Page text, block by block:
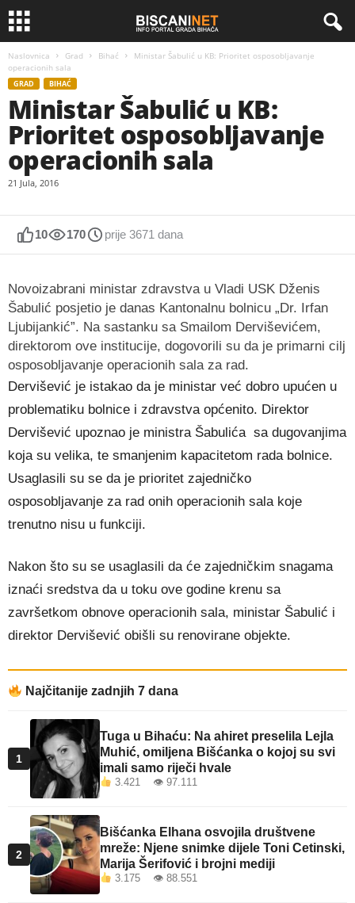
Naslovnica Grad Bihać
Ministar Šabulić u KB: Prioritet osposobljavanje
operacionih sala
GRAD BIHAĆ
Ministar Šabulić u KB:
Prioritet osposobljavanje
operacionih sala
21 Jula, 2016
10 170 prije 3671 dana
Novoizabrani ministar zdravstva u Vladi USK Dženis
Šabulić posjetio je danas Kantonalnu bolnicu „Dr. Irfan
Ljubijankić”. Na sastanku sa Smailom Derviševićem,
direktorom ove institucije, dogovorili su da je primarni cilj
osposobljavanje operacionih sala za rad.
Dervišević je istakao da je ministar već dobro upućen u
problematiku bolnice i zdravstva općenito. Direktor
Dervišević upoznao je ministra Šabulića sa dugovanjima
koja su velika, te smanjenim kapacitetom rada bolnice.
Usaglasili su se da je prioritet zajedničko
osposobljavanje za rad onih operacionih sala koje
trenutno nisu u funkciji.
Nakon što su se usaglasili da će zajedničkim snagama
iznaći sredstva da u toku ove godine krenu sa
završetkom obnove operacionih sala, ministar Šabulić i
direktor Dervišević obišli su renovirane objekte.
Najčitanije zadnjih 7 dana
1
Tuga u Bihaću: Na ahiret preselila Lejla
Muhić, omiljena Bišćanka o kojoj su svi
imali samo riječi hvale
3.421 👁 97.111
2
Bišćanka Elhana osvojila društvene
mreže: Njene snimke dijele Toni Cetinski,
Marija Šerifović i brojni mediji
3.175 👁 88.551